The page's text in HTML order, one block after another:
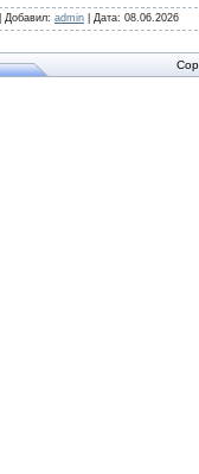
Добавил: admin Дата: 08.06.2026